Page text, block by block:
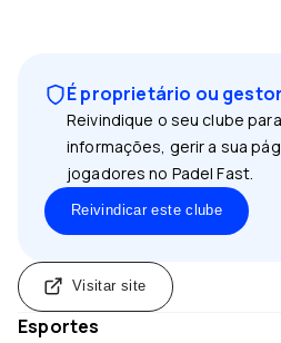
É proprietário ou
Reivindique o seu clube
informações, gerir a sua
jogadores no Padel Fast.
Reivindicar este clube
Visitar site
Esportes